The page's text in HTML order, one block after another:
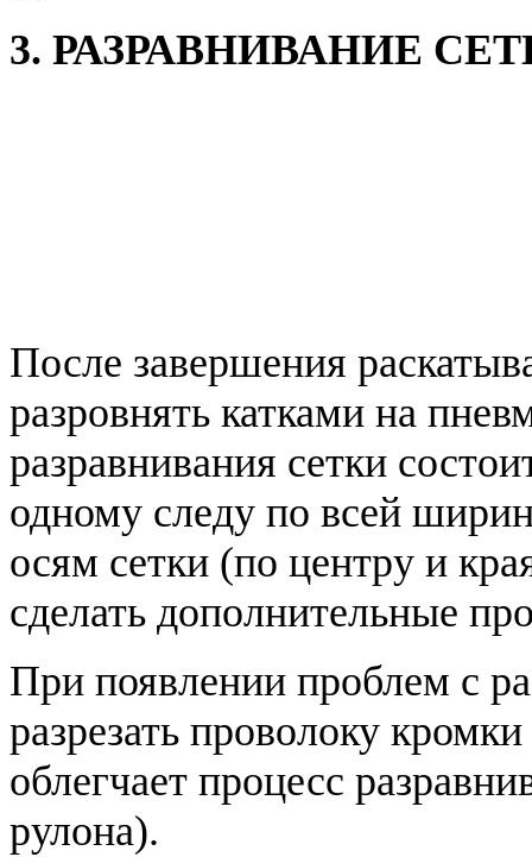
3. РАЗРАВНИВАНИЕ
После завершения
разровнять катками на
разравнивания сетки
одному следу по всей
осям сетки (по центру и
сделать дополнительные
При появлении проблем с
разрезать проволоку
облегчает процесс
рулона).